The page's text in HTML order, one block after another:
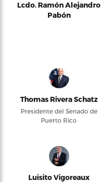
Lcdo. Ramón Alejandro
Pabón
Thomas Rivera Schatz
Presidente del Senado de
Puerto Rico
Luisito Vigoreaux